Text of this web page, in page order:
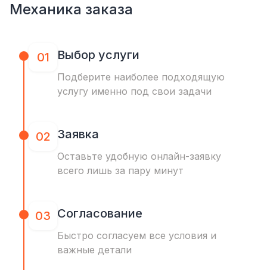
Механика заказа
01 Выбор услуги
Подберите наиболее подходящую
услугу именно под свои задачи
02 Заявка
Оставьте удобную онлайн-заявку
всего лишь за пару минут
03 Согласование
Быстро согласуем все условия и
важные детали